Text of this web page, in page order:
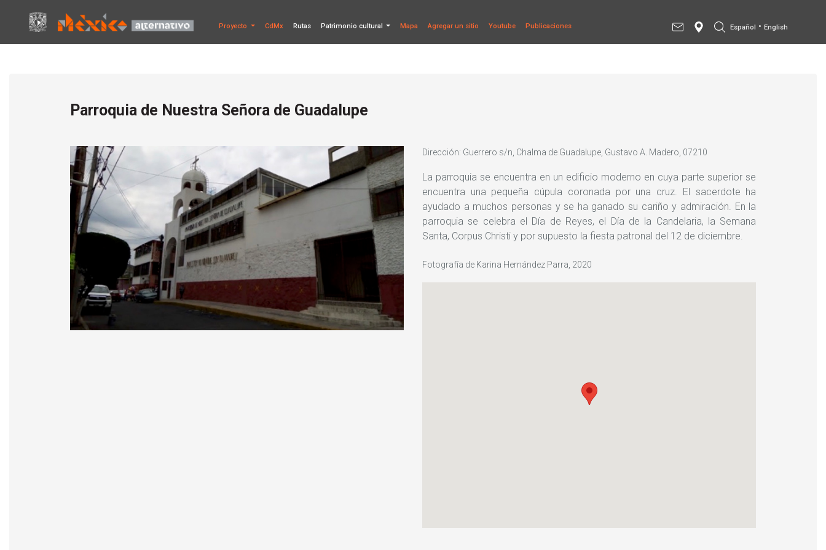
Proyecto CdMx Rutas Patrimonio cultural Mapa Agregar un sitio Youtube Publicaciones Español • English
Parroquia de Nuestra Señora de Guadalupe
Dirección: Guerrero s/n, Chalma de Guadalupe, Gustavo A. Madero, 07210
La parroquia se encuentra en un edificio moderno en cuya parte superior se
encuentra una pequeña cúpula coronada por una cruz. El sacerdote ha
ayudado a muchos personas y se ha ganado su cariño y admiración. En la
parroquia se celebra el Día de Reyes, el Día de la Candelaria, la Semana
Santa, Corpus Christi y por supuesto la fiesta patronal del 12 de diciembre.
Fotografía de Karina Hernández Parra, 2020